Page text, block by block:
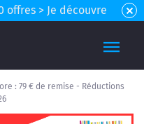
offres > Je découvre
: 79 € de remise - Réductions